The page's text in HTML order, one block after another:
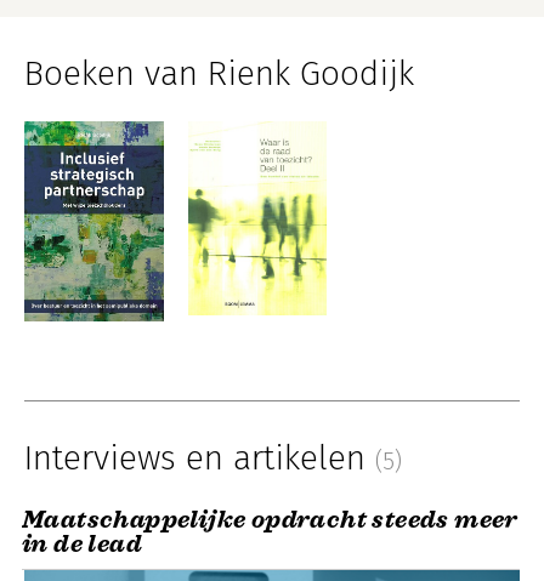
Boeken van Rienk Goodijk
Interviews en artikelen (5)
Maatschappelijke opdracht steeds meer
in de lead